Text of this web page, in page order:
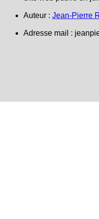
Auteur : Jean-Pierre
Adresse mail :